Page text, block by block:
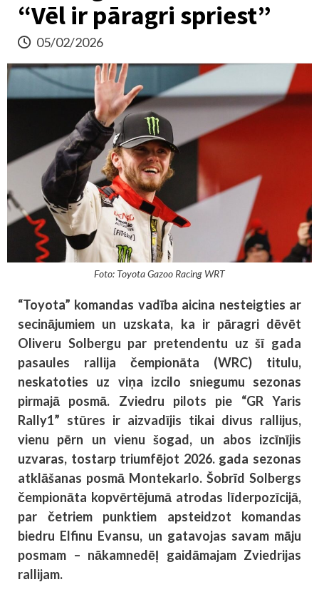
“Vēl ir pāragri spriest”
05/02/2026
Foto: Toyota Gazoo Racing WRT
“Toyota” komandas vadība aicina nesteigties ar
secinājumiem un uzskata, ka ir pāragri dēvēt
Oliveru Solbergu par pretendentu uz šī gada
pasaules rallija čempionāta (WRC) titulu,
neskatoties uz viņa izcilo sniegumu sezonas
pirmajā posmā. Zviedru pilots pie “GR Yaris
Rally1” stūres ir aizvadījis tikai divus rallijus,
vienu pērn un vienu šogad, un abos izcīnījis
uzvaras, tostarp triumfējot 2026. gada sezonas
atklāšanas posmā Montekarlo. Šobrīd Solbergs
čempionāta kopvērtējumā atrodas līderpozīcijā,
par četriem punktiem apsteidzot komandas
biedru Elfinu Evansu, un gatavojas savam māju
posmam – nākamnedēļ gaidāmajam Zviedrijas
rallijam.